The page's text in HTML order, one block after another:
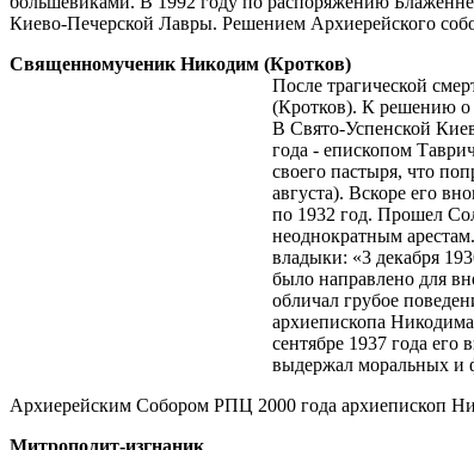
Киево-Печерской Лавры. Решением Архиерейского
Священномученик Никодим (Кротков)
После трагической
(Кротков). К решению о
В Свято-Успенской
года - епископом
своего пастыря, что
августа). Вскоре его
по 1932 год. Прошел
неоднократным
владыки: «3 декабря
было направлено для
обличал грубое
архиепископа
сентябре 1937 года
выдержал моральных и
Архиерейским Собором РПЦ 2000 года архиепископ
Митрополит-изгнаник